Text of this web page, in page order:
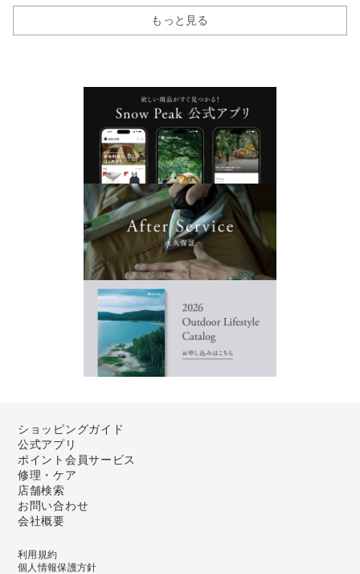
もっと見る
ショッピングガイド
公式アプリ
ポイント会員サービス
修理・ケア
店舗検索
お問い合わせ
会社概要
利用規約
個人情報保護方針